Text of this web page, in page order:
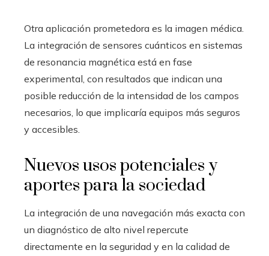
Otra aplicación prometedora es la imagen médica.
La integración de sensores cuánticos en sistemas
de resonancia magnética está en fase
experimental, con resultados que indican una
posible reducción de la intensidad de los campos
necesarios, lo que implicaría equipos más seguros
y accesibles.
Nuevos usos potenciales y
aportes para la sociedad
La integración de una navegación más exacta con
un diagnóstico de alto nivel repercute
directamente en la seguridad y en la calidad de